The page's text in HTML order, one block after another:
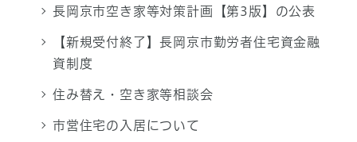
長岡京市空き家等対策計画【第3版】の公表
【新規受付終了】長岡京市勤労者住宅資金融
資制度
住み替え・空き家等相談会
市営住宅の入居について